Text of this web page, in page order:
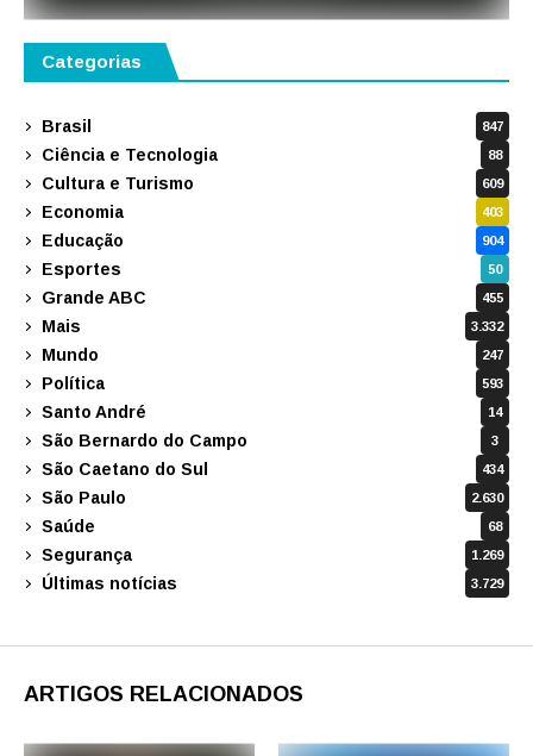
Categorias
Brasil 847
Ciência e Tecnologia 88
Cultura e Turismo 609
Economia 403
Educação 904
Esportes 50
Grande ABC 455
Mais 3.332
Mundo 247
Política 593
Santo André 14
São Bernardo do Campo 3
São Caetano do Sul 434
São Paulo 2.630
Saúde 68
Segurança 1.269
Últimas notícias 3.729
ARTIGOS RELACIONADOS